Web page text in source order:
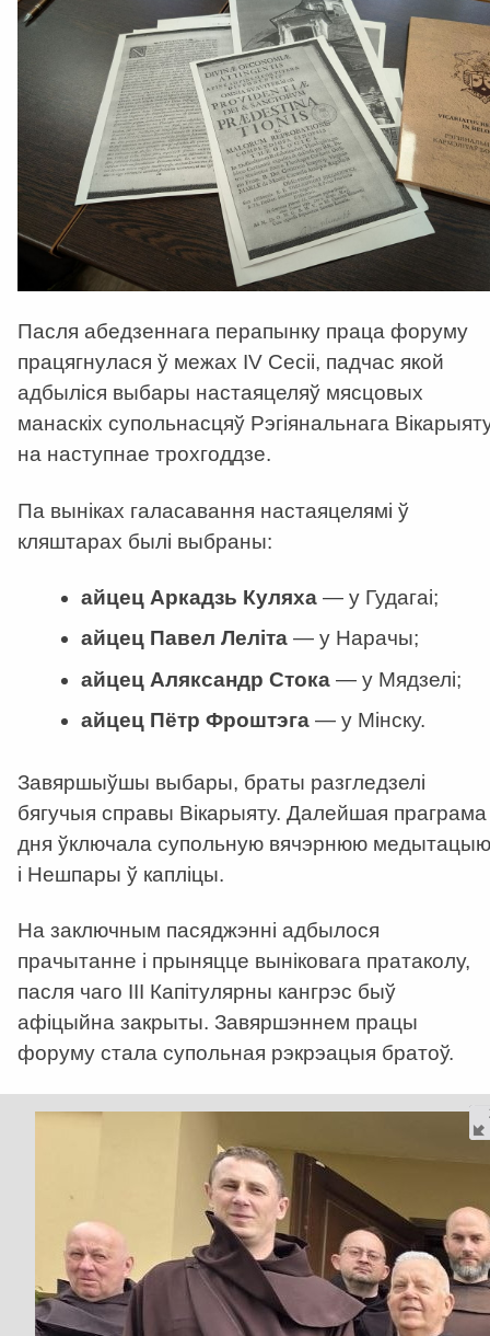
Пасля абедзеннага перапынку праца форуму
працягнулася ў межах IV Сесіі, падчас якой
адбыліся выбары настаяцеляў мясцовых
манаскіх супольнасцяў Рэгіянальнага
на наступнае трохгоддзе.
Па выніках галасавання настаяцелямі ў
кляштарах былі выбраны:
айцец Аркадзь Куляха —у Гудагаі;
айцец Павел Леліта —у Нарачы;
айцец Аляксандр Стока —у Мядзелі;
айцец Пётр Фроштэга —у Мінску.
Завяршыўшы выбары, браты разгледзелі
бягучыя справы Вікарыяту. Далейшая праграма
дня ўключала супольную вячэрнюю медытацыю
і Нешпары ў капліцы.
На заключным пасяджэнні адбылося
прачытанне і прыняцце выніковага пратаколу,
пасля чаго ІІІ Капітулярны кангрэс быў
афіцыйна закрыты. Завяршэннем працы
форуму стала супольная рэкрэацыя братоў.